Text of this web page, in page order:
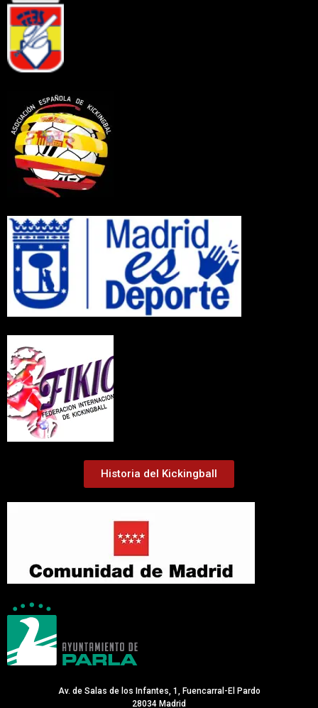
Historia del Kickingball
Av. de Salas de los Infantes, 1, Fuencarral-El Pardo
28034 Madrid